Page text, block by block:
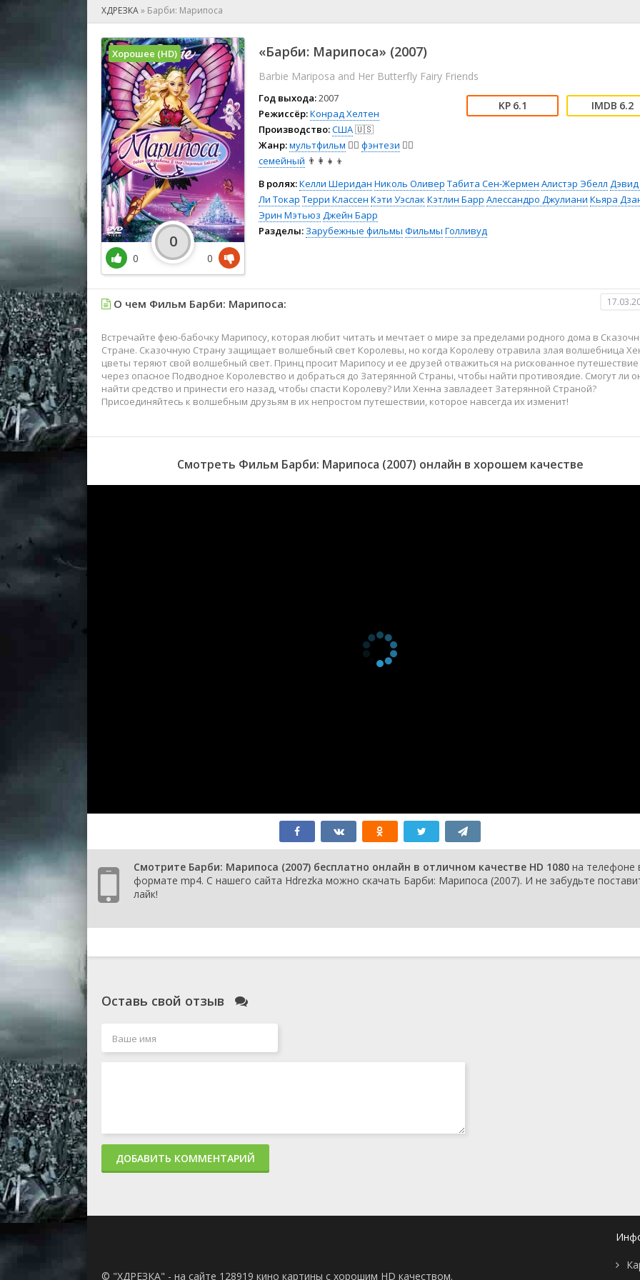
🕺 Мюзикл
👨‍💼 Новости
👨‍💻 Реальное тв
👨‍👩‍👧‍👦 Семейный
🎤 Ток-шоу
😱 Ужасы
🧙‍♀️ Фантастика
🤠 Фильм-нуар
🧝‍♂️ Фэнтези
🏅 Церемония
ХДРЕЗКА» Барби: Марипоса
«Барби: Марипоса» (2007)
Barbie Mariposa and Her Butterfly Fairy Friends
Год выхода:2007
Режиссёр:Конрад Хелтен
Производство:США🇺🇸
Жанр:мультфильм 🧚‍♀️ фэнтези 🧝‍♂️
семейный 👨‍👩‍👧‍👦
6.1 6.2
В ролях:Келли Шеридан Николь Оливер Табита Сен-Жермен Алистэр Эбелл
Ли Токар Терри Классен Кэти Уэслак Кэтлин Барр Алессандро Джулиани Кьяра
Эрин Мэтьюз Джейн Барр
Разделы: Зарубежные фильмы Фильмы Голливуд
Хорошее (HD)
0
0
0
О чем Фильм Барби: Марипоса:
Встречайте фею-бабочку Марипосу, которая любит читать и мечтает о мире за пределами родного дома в
Стране. Сказочную Страну защищает волшебный свет Королевы, но когда Королеву отравила злая волшебница
цветы теряют свой волшебный свет. Принц просит Марипосу и ее друзей отважиться на рискованное путешествие
через опасное Подводное Королевство и добраться до Затерянной Страны, чтобы найти противоядие. Смогут ли
найти средство и принести его назад, чтобы спасти Королеву? Или Хенна завладеет Затерянной Страной?
Присоединяйтесь к волшебным друзьям в их непростом путешествии, которое навсегда их изменит!
Смотреть Фильм Барби: Марипоса (2007) онлайн в хорошем качестве
Смотрите Барби: Марипоса (2007) бесплатно онлайн в отличном качестве HD 1080 на телефоне
формате mp4. С нашего сайта Hdrezka можно скачать Барби: Марипоса (2007). И не забудьте
лайк!
Оставь свой отзыв
ДОБАВИТЬ КОММЕНТАРИЙ
© "ХДРЕЗКА" - на сайте 128919 кино картины с хорошим HD качеством.